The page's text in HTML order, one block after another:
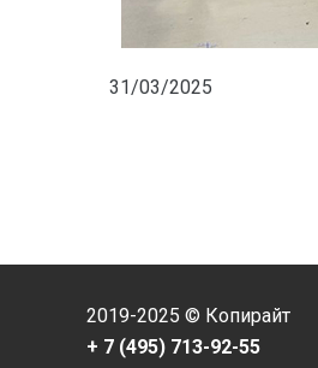
31/03/2025
2019-2025 © Копирайт
+ 7 (495) 713-92-55